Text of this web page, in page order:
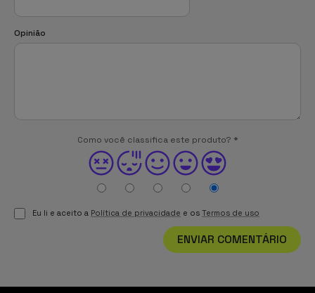
Opinião
Como você classifica este produto? *
Eu li e aceito a Política de privacidade e os Termos de uso
ENVIAR COMENTÁRIO